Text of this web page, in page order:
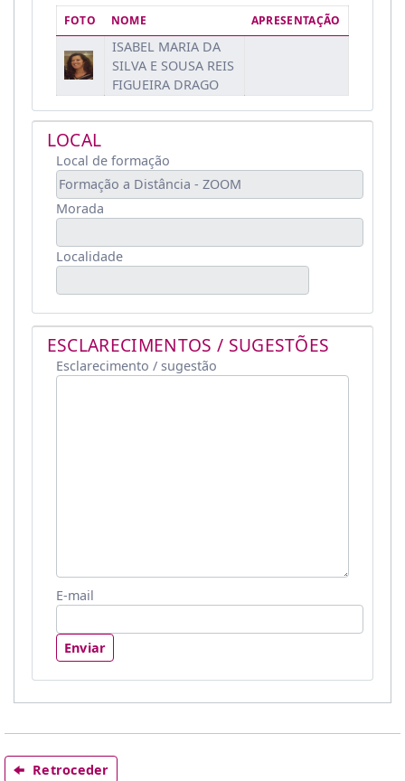
FOTO NOME APRESENTAÇÃO
ISABEL MARIA DA
SILVA E SOUSA REIS
FIGUEIRA DRAGO
LOCAL
Local de formação
Morada
Localidade
ESCLARECIMENTOS / SUGESTÕES
Esclarecimento / sugestão
E-mail
Enviar
Retroceder